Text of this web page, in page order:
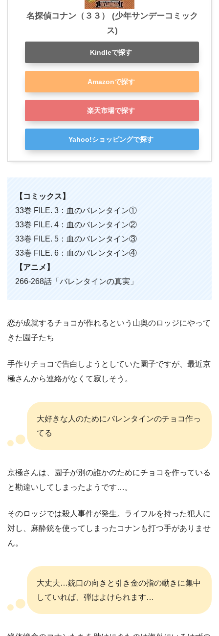
名探偵コナン（３３） (少年サンデーコミック
ス)
Kindleで探す
Amazonで探す
楽天市場で探す
Yahoo!ショッピングで探す
【コミックス】
33巻 FILE. 3：血のバレンタイン①
33巻 FILE. 4：血のバレンタイン②
33巻 FILE. 5：血のバレンタイン③
33巻 FILE. 6：血のバレンタイン④
【アニメ】
266-268話「バレンタインの真実」
恋が成就するチョコが作れるという山奥のロッジにやって
きた園子たち
手作りチョコで告白しようとしていた園子ですが、最近京
極さんから連絡がなくて寂しそう。
大好きな人のためにバレンタインのチョコ作っ
てる
京極さんは、園子が別の誰かのためにチョコを作っている
と勘違いしてしまったようです…。
そのロッジでは殺人事件が発生。ライフルを持った犯人に
対し、麻酔銃を使ってしまったコナンも打つ手がありませ
ん。
大丈夫…銃口の向きと引き金の指の動きに集中
していれば、弾はよけられます…